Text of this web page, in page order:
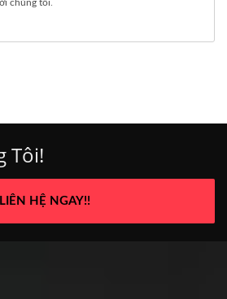
chúng tôi
Tôi!
LIÊN HỆ NGAY!!